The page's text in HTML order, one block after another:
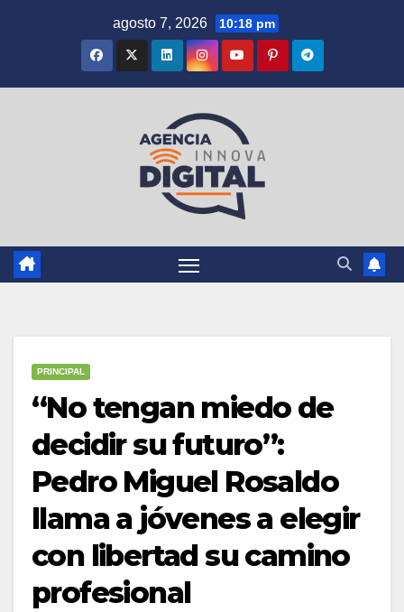
agosto 7, 2026 10:18 pm
PRINCIPAL
“No tengan miedo de
decidir su futuro”:
Pedro Miguel Rosaldo
llama a jóvenes a elegir
con libertad su camino
profesional